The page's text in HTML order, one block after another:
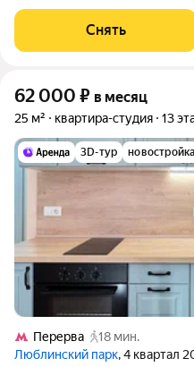
Микроволновка Дом -
подъезде 2 лифта - 1
Снять
62 000 ₽ в месяц
25 м² квартира-студия 13
3D-тур новостройка
Перерва
18 мин.
Люблинский парк, 4 квартал